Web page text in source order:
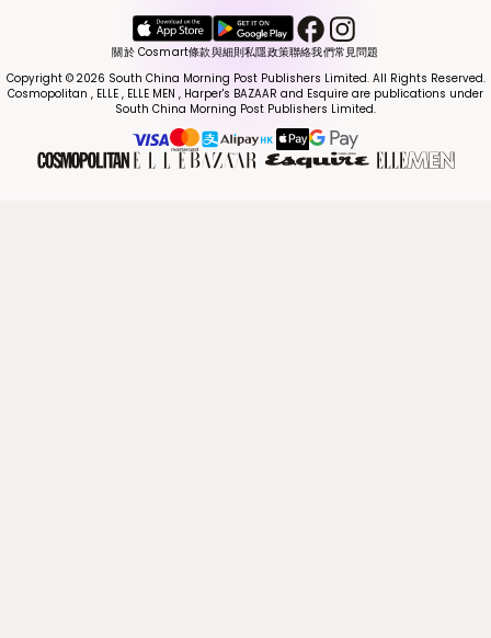
關於 Cosmart條款與細則私隱政策聯絡我們常見問題
Copyright © 2026 South China Morning Post Publishers Limited. All Rights Reserved.
Cosmopolitan , ELLE , ELLE MEN , Harper's BAZAAR and Esquire are publications under
South China Morning Post Publishers Limited.